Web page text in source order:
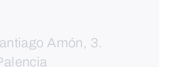
Amón, 3.